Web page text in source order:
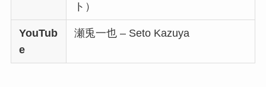
ト）
YouTub
e
瀬兎一也 – Seto Kazuya